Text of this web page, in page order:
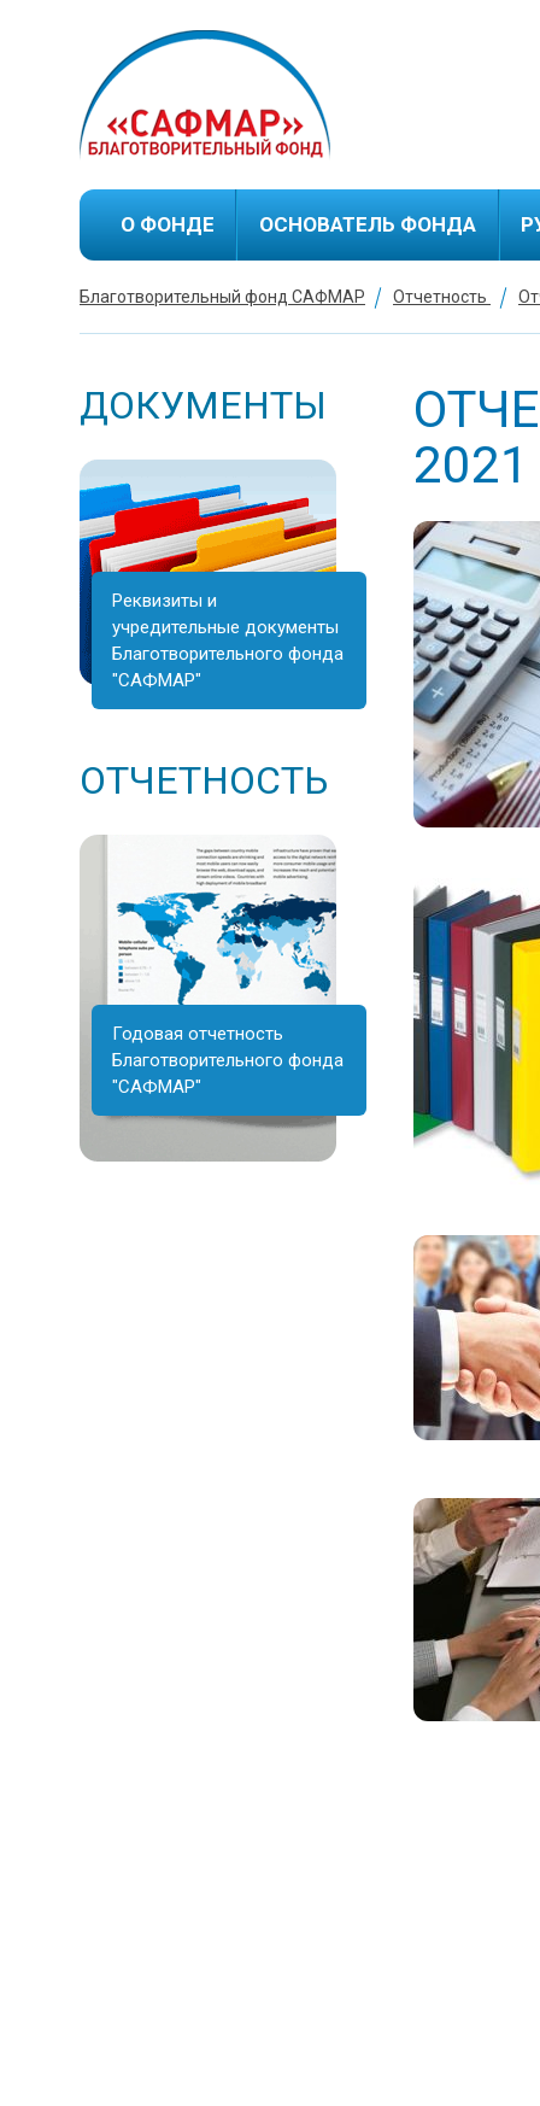
О ФОНДЕ ОСНОВАТЕЛЬ ФОНДА
Биография М.С.Гуцериева
Благотворительный фонд САФМАР Отчетность
ДОКУМЕНТЫ
Реквизиты и
учредительные документы
Благотворительного фонда
"САФМАР"
ОТЧЕТНОСТЬ
Годовая отчетность
Благотворительного фонда
"САФМАР"